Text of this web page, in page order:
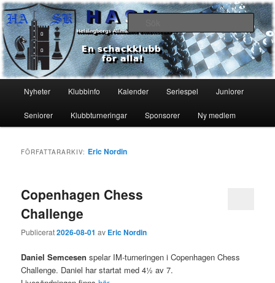
Hoppa
till
primärt
innehåll
Hoppa
till
sekundärt
innehållHelsingborgs Allmänna
Schackklubb HASK
En schackklubb för alla!
Sök
Nyheter Klubbinfo Kalender Seriespel Juniorer
Seniorer Klubbturneringar Sponsorer Ny medlem
FÖRFATTARARKIV: Eric Nordin
Copenhagen Chess
Challenge
Publicerat2026-08-01 av Eric Nordin
Daniel Semcesen spelar IM-turneringen i Copenhagen Chess
Challenge. Daniel har startat med 4½ av 7.